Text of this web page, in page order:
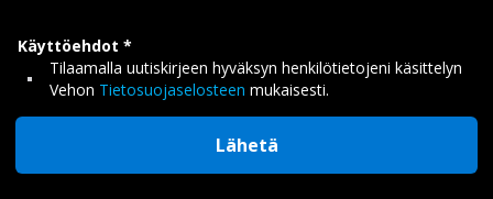
Käyttöehdot
Tilaamalla uutiskirjeen hyväksyn henkilötietojeni käsittelyn
Vehon Tietosuojaselosteen mukaisesti.
Lähetä